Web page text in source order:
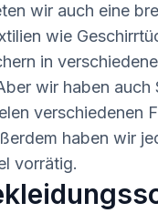
wir auch eine
wie
in
wir haben auch
verschiedenen
haben wir
vorrätig.